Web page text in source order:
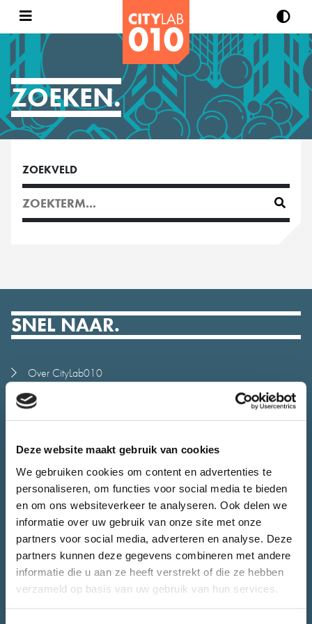
Deze website maakt gebruik van cookies
We gebruiken cookies om content en advertenties te
personaliseren, om functies voor social media te bieden
en om ons websiteverkeer te analyseren. Ook delen we
informatie over uw gebruik van onze site met onze
partners voor social media, adverteren en analyse. Deze
partners kunnen deze gegevens combineren met andere
informatie die u aan ze heeft verstrekt of die ze hebben
verzameld op basis van uw gebruik van hun services.
ZOEKEN.
ZOEKVELD
SNEL NAAR.
Over CityLab010
Meedoen
Nieuws
Juryrapport
Contact
CONTACT.